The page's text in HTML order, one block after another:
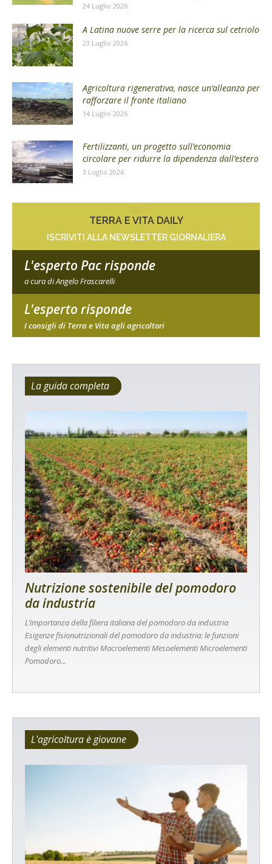
24 Luglio 2026
A Latina nuove serre per la ricerca sul cetriolo
23 Luglio 2026
Agricoltura rigenerativa, nasce un’alleanza per
rafforzare il fronte italiano
14 Luglio 2026
Fertilizzanti, un progetto sull’economia
circolare per ridurre la dipendenza dall’estero
3 Luglio 2026
TERRA E VITA DAILY
ISCRIVITI ALLA NEWSLETTER GIORNALIERA
L'esperto Pac risponde
a cura di Angelo Frascarelli
L'esperto risponde
I consigli di Terra e Vita agli agricoltori
La guida completa
Nutrizione sostenibile del pomodoro
da industria
L’importanza della filiera italiana del pomodoro da industria
Esigenze fisionutrizionali del pomodoro da industria: le funzioni
degli elementi nutritivi Macroelementi Mesoelementi Microelementi
Pomodoro...
L'agricoltura è giovane